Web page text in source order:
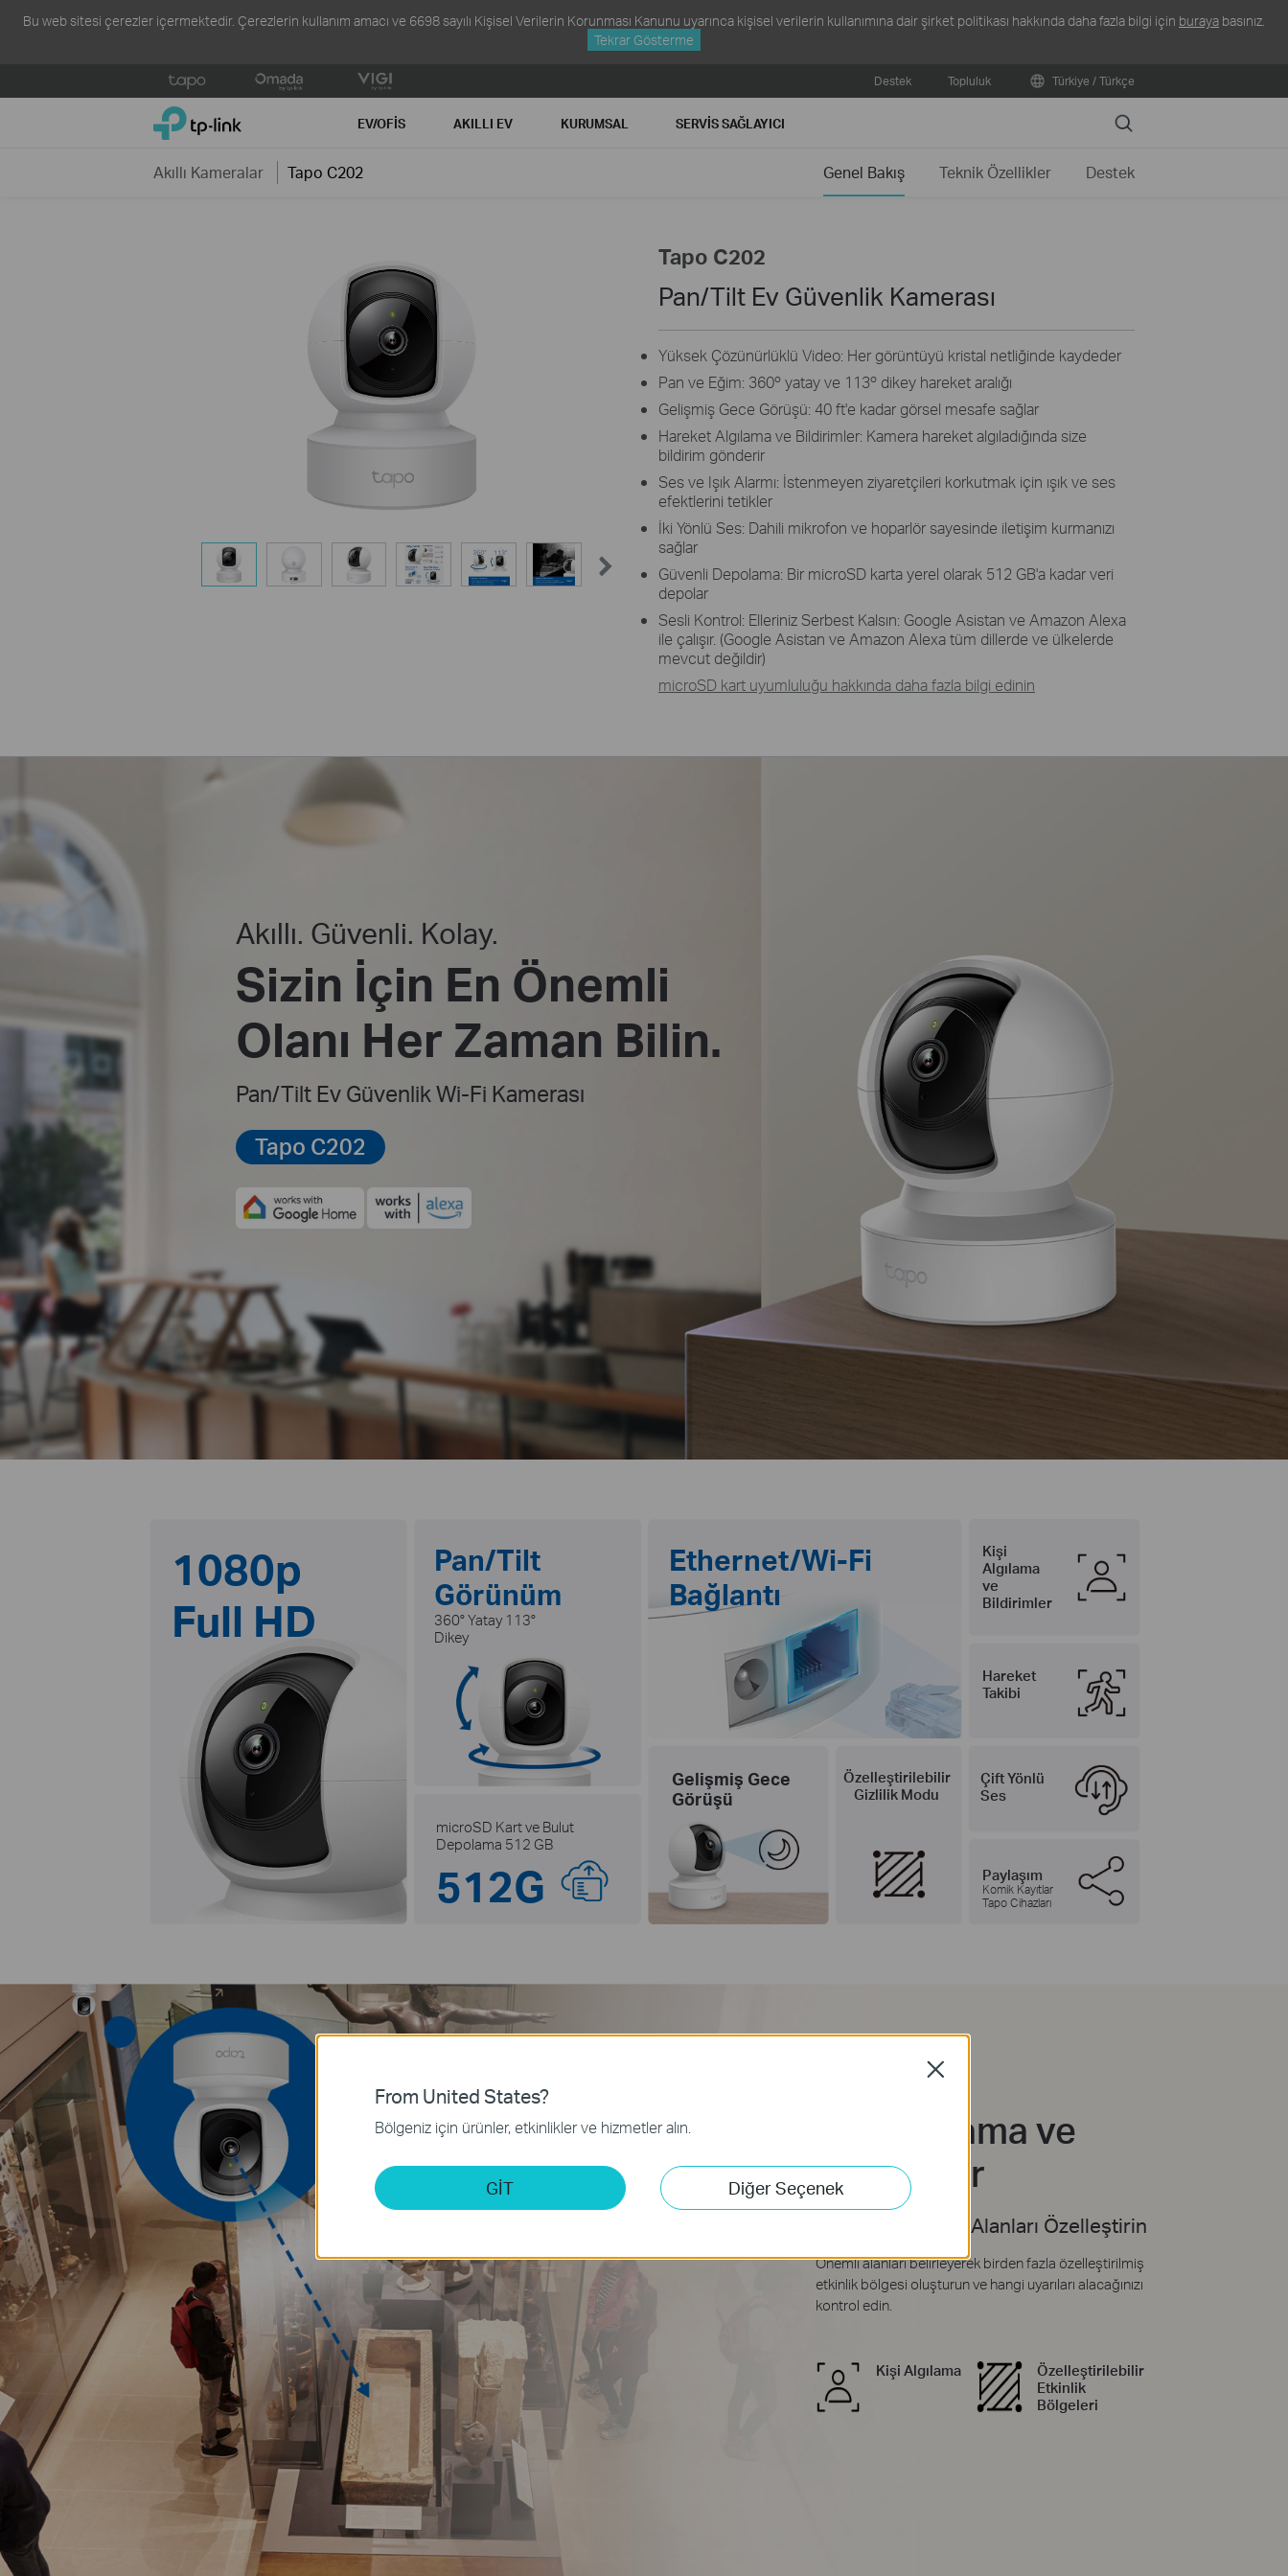
Bu web sitesi çerezler içermektedir. Çerezlerin kullanım amacı ve 6698 sayılı Kişisel Verilerin Korunması Kanunu uyarınca kişisel verilerin kullanımına dair şirket politikası hakkında daha fazla bilgi için buraya basınız.
Tekrar Gösterme
to
Destek Topluluk Türkiye / Türkçe
TP-Link, Reliably Smart EV/OFIS AKILLI EV KURUMSAL SERVIS SAĞLAYICI Search
Akıllı Kameralar Tapo C202 Genel Bakış Teknik Özellikler Destek
Tapo C202
Pan/Tilt Ev Güvenlik Kamerası
Yüksek Çözünürlüklü Video: Her görüntüyü kristal netliğinde kaydeder
Pan ve Eğim: 360º yatay ve 113º dikey hareket aralığı
Gelişmiş Gece Görüşü: 40 ft'e kadar görsel mesafe sağlar
Hareket Algılama ve Bildirimler: Kamera hareket algıladığında size
bildirim gönderir
Ses ve Işık Alarmı: İstenmeyen ziyaretçileri korkutmak için ışık ve ses
efektlerini tetikler
İki Yönlü Ses: Dahili mikrofon ve hoparlör sayesinde iletişim kurmanızı
sağlar
Güvenli Depolama: Bir microSD karta yerel olarak 512 GB'a kadar veri
depolar
Sesli Kontrol: Elleriniz Serbest Kalsın: Google Asistan ve Amazon Alexa
ile çalışır. (Google Asistan ve Amazon Alexa tüm dillerde ve ülkelerde
mevcut değildir)
microSD kart uyumluluğu hakkında daha fazla bilgi edinin
Akıllı. Güvenli. Kolay.
Sizin İçin En Önemli
Olanı Her Zaman Bilin.
Pan/Tilt Ev Güvenlik Wi-Fi Kamerası
Tapo C202
1080p
Full HD
Pan/Tilt
Görünüm
360° Yatay 113°
Dikey
Ethernet/Wi-Fi
Bağlantı
Kişi
Algılama
ve
Bildirimler
microSD Kart ve Bulut
Depolama 512 GB
512G
Özelleştirilebilir
Gizlilik Modu
Çift Yönlü
Ses
Paylaşım
Komik Kayıtlar
Tapo Cihazları
Gelişmiş Gece
Görüşü
Hareket
Takibi
Kişi Algılama ve
Bildirimler
Önem Verdiğiniz Alanları Özelleştirin
Önemli alanları belirleyerek birden fazla özelleştirilmiş
etkinlik bölgesi oluşturun ve hangi uyarıları alacağınızı
kontrol edin.
Kişi Algılama
Özelleştirilebilir
Etkinlik
Bölgeleri
From United States?
Bölgeniz için ürünler, etkinlikler ve hizmetler alın.
GİT Diğer Seçenek
Close